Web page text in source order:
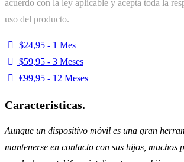
acuerdo con la ley aplicable y acepta toda la
uso del producto.
$24,95 - 1 Mes
$59,95 - 3 Meses
€99,95 - 12 Meses
Caracteristicas.
Aunque un dispositivo móvil es una gran
mantenerse en contacto con sus hijos, muchos